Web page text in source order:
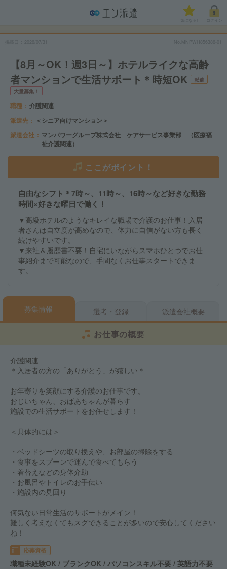
気になる!
2026/07/31 No.MNPWH856386-01
【8月～OK！週3日～】ホテルライクな高齢
者マンションで生活サポート＊時短OK
派遣
大量募集！
職種
介護関連
派遣先
＜シニア向けマンション＞
派遣会社
マンパワーグループ株式会社 ケアサービス事業部 （医療福
祉介護関連）
ここがポイント！
自由なシフト＊7時～、11時～、16時～など好きな勤務
時間×好きな曜日で働く！
▼高級ホテルのようなキレイな職場で介護のお仕事！入居
者さんは自立度が高めなので、体力に自信がない方も長く
続けやすいです。
▼来社＆履歴書不要！自宅にいながらスマホひとつでお仕
事紹介まで可能なので、手間なくお仕事スタートできま
す。
募集情報 選考・登録 派遣会社概要
お仕事の概要
介護関連
＊入居者の方の「ありがとう」が嬉しい＊
お年寄りを笑顔にする介護のお仕事です。
おじいちゃん、おばあちゃんが暮らす
施設での生活サポートをお任せします！
＜具体的には＞
・ベッドシーツの取り換えや、お部屋の掃除をする
・食事をスプーンで運んで食べてもらう
・着替えなどの身体介助
・お風呂やトイレのお手伝い
・施設内の見回り
何気ない日常生活のサポートがメイン！
難しく考えなくてもスグできることが多いので安心してください
ね！
応募資格
職種未経験OK / ブランクOK / パソコンスキル不要 / 英語力不要